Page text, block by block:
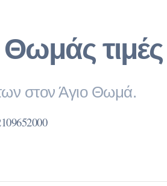
τιμές
στον Άγιο Θωμά.